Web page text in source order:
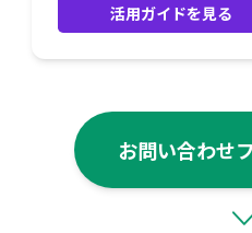
活用ガイドを見る
お問い合わせ